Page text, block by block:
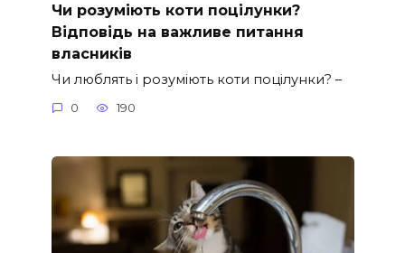
Чи розуміють коти поцілунки?
Відповідь на важливе питання
власників
Чи люблять і розуміють коти поцілунки? –
0 190